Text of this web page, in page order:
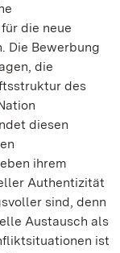
die neue
Die Bewerbung
die
des
diesen
ihrem
Authentizität
sind, denn
Austausch als
ist